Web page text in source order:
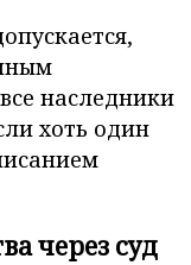
наследники
хоть один
через суд